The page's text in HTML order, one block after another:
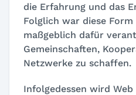
die Erfahrung und das
Folglich war diese
maßgeblich dafür
Gemeinschaften,
Netzwerke zu schaffen.
Infolgedessen wird